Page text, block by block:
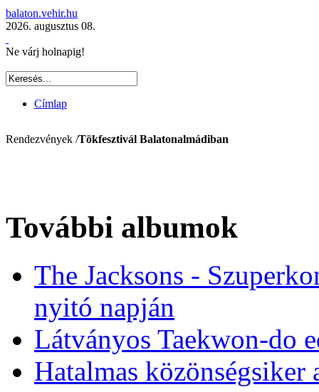
balaton.vehir.hu
2026. augusztus 08.
Ne várj holnapig!
Címlap
Rendezvények /Tökfesztivál Balatonalmádiban
További albumok
The Jacksons -
nyitó napján
Látványos Taekwon-do
Hatalmas